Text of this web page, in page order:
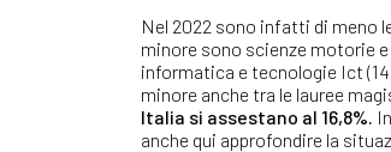
Nel 2022 sono infatti di meno
minore sono scienze motorie e
informatica e tecnologie Ict
minore anche tra le lauree
Italia si assestano al 16,8%.
anche qui approfondire la